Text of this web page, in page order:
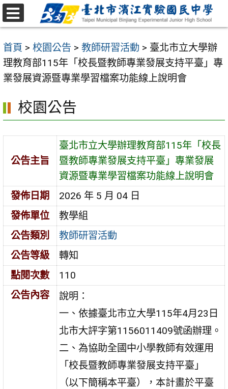
跳
至
要
內
容
首頁 > 校園公告 > 教師研習活動 > 臺北市立大學辦
理教育部115年「校長暨教師專業發展支持平臺」專
業發展資源暨專業學習檔案功能線上說明會
校園公告
公告主旨
臺北市立大學辦理教育部115年「校長
暨教師專業發展支持平臺」專業發展
資源暨專業學習檔案功能線上說明會
發佈日期
2026 年 5 月 04 日
發佈單位
教學組
公告類別
教師研習活動
公告等級
轉知
點閱次數
110
公告內容
說明：
一、依據臺北市立大學115年4月23日
北市大評字第1156011409號函辦理。
二、為協助全國中小學教師有效運用
「校長暨教師專業發展支持平臺」
（以下簡稱本平臺），本計畫於平臺
選
單